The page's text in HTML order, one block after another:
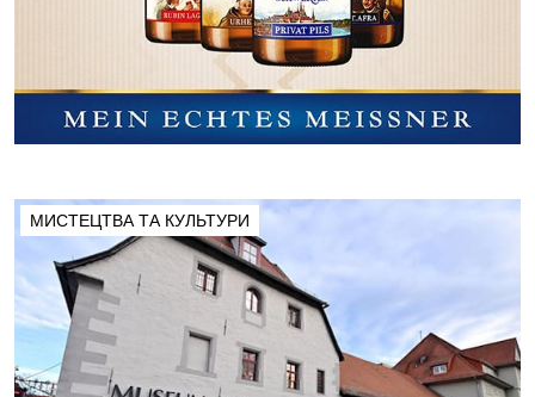
МИСТЕЦТВА ТА КУЛЬТУРИ